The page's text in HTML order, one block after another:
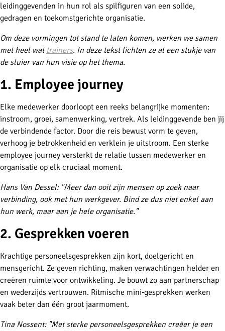
leidinggevenden in hun rol als spilfiguren van een solide,
gedragen en toekomstgerichte organisatie.
Om deze vormingen tot stand te laten komen, werken we samen
met heel wat trainers. In deze tekst lichten ze al een stukje van
de sluier van hun visie op het thema.
1. Employee journey
Elke medewerker doorloopt een reeks belangrijke momenten:
instroom, groei, samenwerking, vertrek. Als leidinggevende ben jij
de verbindende factor. Door die reis bewust vorm te geven,
verhoog je betrokkenheid en verklein je uitstroom. Een sterke
employee journey versterkt de relatie tussen medewerker en
organisatie op elk cruciaal moment.
Hans Van Dessel: "Meer dan ooit zijn mensen op zoek naar
verbinding, ook met hun werkgever. Bind ze dus niet enkel aan
hun werk, maar aan je hele organisatie. "
2. Gesprekken voeren
Krachtige personeelsgesprekken zijn kort, doelgericht en
mensgericht. Ze geven richting, maken verwachtingen helder en
creëren ruimte voor ontwikkeling. Je bouwt zo aan partnerschap
en wederzijds vertrouwen. Ritmische mini‑gesprekken werken
vaak beter dan één groot jaarmoment.
Tina Nossent: "Met sterke personeelsgesprekken creëer je een